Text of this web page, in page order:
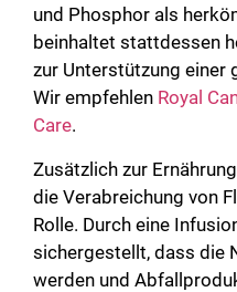
und Phosphor als
beinhaltet stattdessen
zur Unterstützung einer
Wir empfehlen Royal
Care.
Zusätzlich zur
die Verabreichung von
Rolle. Durch eine
sichergestellt, dass die
werden und